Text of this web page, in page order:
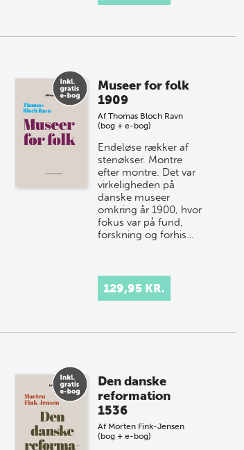
Museer for folk
1909
AfThomas Bloch Ravn
(bog + e-bog)
Endeløse rækker af
stenøkser. Montre
efter montre. Det var
virkeligheden på
danske museer
omkring år 1900, hvor
fokus var på fund,
forskning og forhis…
129,95 KR.
Den danske
reformation
1536
Af Morten Fink-Jensen
(bog + e-bog)